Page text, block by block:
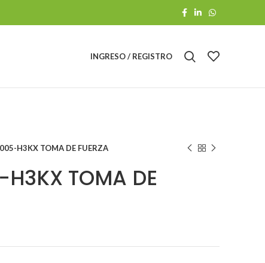
INGRESO / REGISTRO
H3KX TOMA DE FUERZA
TOMA DE